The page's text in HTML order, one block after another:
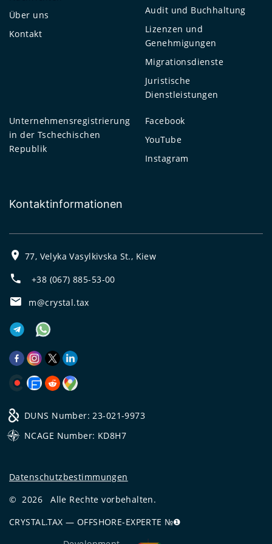
Über uns
Kontakt
Audit und Buchhaltung
Lizenzen und
Genehmigungen
Migrationsdienste
Juristische
Dienstleistungen
Unternehmensregistrierung
in der Tschechischen
Republik
Facebook
YouTube
Instagram
Kontaktinformationen
77, Velyka Vasylkivska St., Kiew
+38 (067) 885-53-00
m@crystal.tax
DUNS Number: 23-021-9973
NCAGE Number: KD8H7
Datenschutzbestimmungen
© 2026
Alle Rechte vorbehalten.
CRYSTAL.TAX — OFFSHORE-EXPERTE №❶